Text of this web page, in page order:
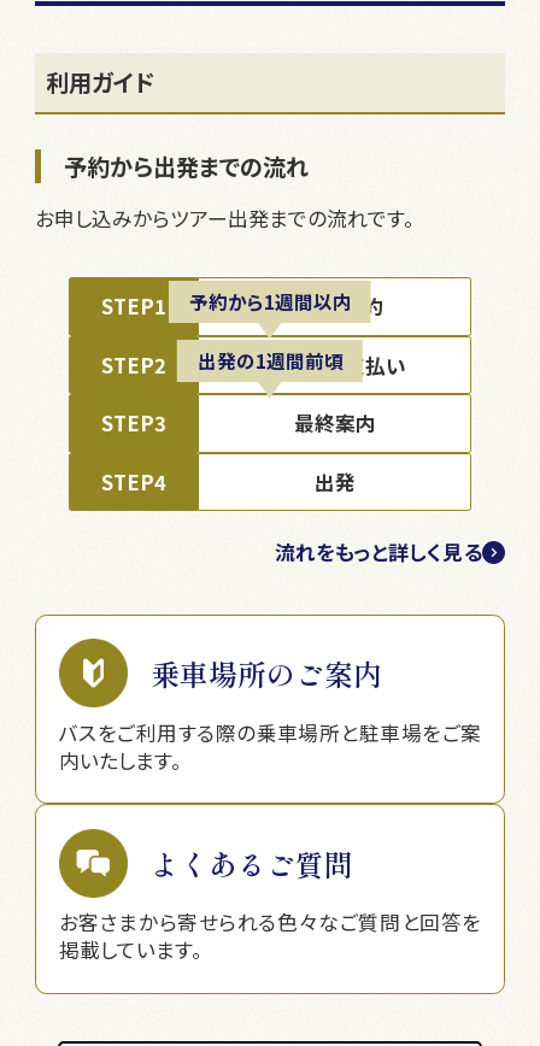
利用ガイド
予約から出発までの流れ
お申し込みからツアー出発までの流れです。
STEP1 ツアー予約
予約から1週間以内
STEP2 料金のお支払い
出発の1週間前頃
STEP3 最終案内
STEP4 出発
流れをもっと詳しく見る
乗車場所のご案内
バスをご利用する際の乗車場所と駐車場をご案
内いたします。
よくあるご質問
お客さまから寄せられる色々なご質問と回答を
掲載しています。